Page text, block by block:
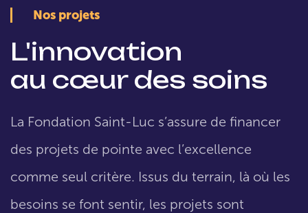
Nos projets
L'innovation
au cœur des soins
La Fondation Saint-Luc s’assure de financer
des projets de pointe avec l’excellence
comme seul critère. Issus du terrain, là où les
besoins se font sentir, les projets sont